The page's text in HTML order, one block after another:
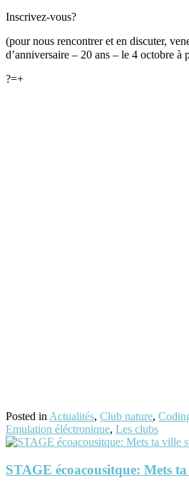
Inscrivez-vous?
(pour nous rencontrer et en discuter,
d’anniversaire – 20 ans – le 4 octobre à
?=+
Posted in Actualités, Club nature,
Emulation éléctronique, Les clubs
STAGE écoacousitque: Mets